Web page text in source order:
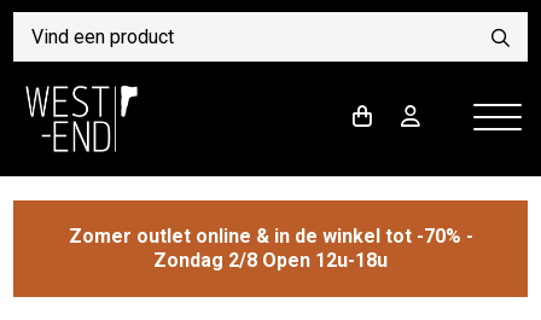
Zomer outlet online & in de winkel tot -70% -
Zondag 2/8 Open 12u-18u